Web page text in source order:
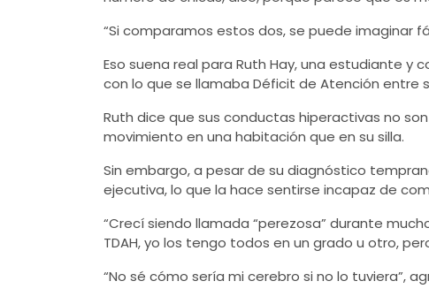
“Si comparamos estos dos, se puede imaginar
Eso suena real para Ruth Hay, una estudiante y
con lo que se llamaba Déficit de Atención entre
Ruth dice que sus conductas hiperactivas no
movimiento en una habitación que en su silla.
Sin embargo, a pesar de su diagnóstico
ejecutiva, lo que la hace sentirse incapaz de
“Crecí siendo llamada “perezosa” durante
TDAH, yo los tengo todos en un grado u otro,
“No sé cómo sería mi cerebro si no lo tuviera”,